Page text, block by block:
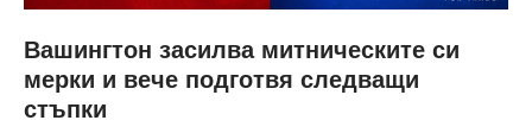
Вашингтон засилва митническите си
мерки и вече подготвя следващи
стъпки